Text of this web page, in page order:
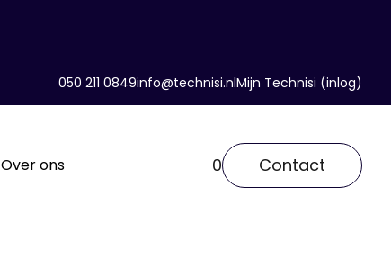
050 211 0849info@technisi.nlMijn Technisi (inlog)
Over ons 0 Contact